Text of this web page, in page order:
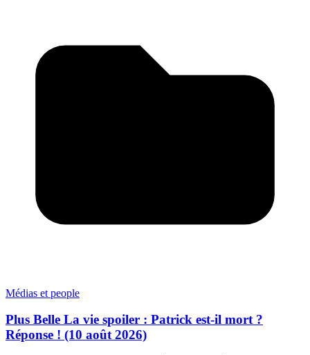
Médias et people
Plus Belle La vie spoiler : Patrick est-il mort ?
Réponse ! (10 août 2026)